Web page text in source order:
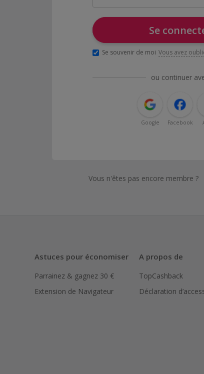
Se
Se souvenir de moi Vous avez
ou continuer
Google Facebook
Vous n'êtes pas encore membre ?
Astuces pour économiser
Parrainez & gagnez 30 €
Extension de Navigateur
A propos de
TopCashback
Déclaration